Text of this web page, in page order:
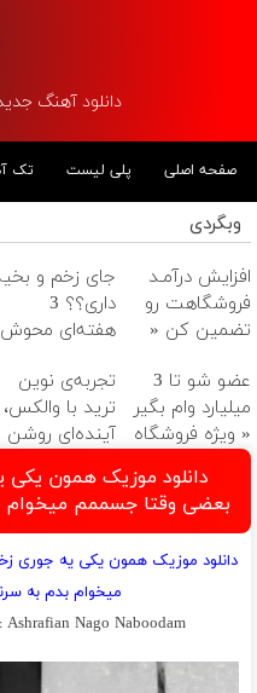
دانلود آهنگ جدید 1404 در ملودی
صفحه اصلی پلی لیست تک
وبگردی
افزایش درآمـد
فروشگاهت رو
تضمین کن «
ثبت کن »
جای زخم و
داری؟؟ 3
هفته‌ای محوش
عضو شو تا 3
میلیارد وام بگیر
« ویژه فروشگاه
ها »
تجربه‌ی نوین
ترید با والکس،
آینده‌ای روشن
شماست
دانلود موزیک همون
بعضی وقتا جسممم میخوام
دانلود موزیک همون یکی یه جوری
میخوام بدم به
Nago Naboodam